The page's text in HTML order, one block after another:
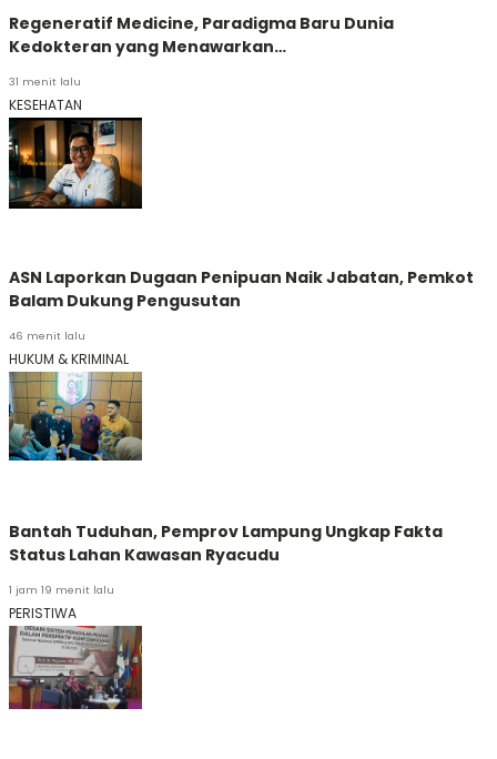
Regeneratif Medicine, Paradigma Baru Dunia
Kedokteran yang Menawarkan…
31 menit lalu
KESEHATAN
ASN Laporkan Dugaan Penipuan Naik Jabatan, Pemkot
Balam Dukung Pengusutan
46 menit lalu
HUKUM & KRIMINAL
Bantah Tuduhan, Pemprov Lampung Ungkap Fakta
Status Lahan Kawasan Ryacudu
1 jam 19 menit lalu
PERISTIWA